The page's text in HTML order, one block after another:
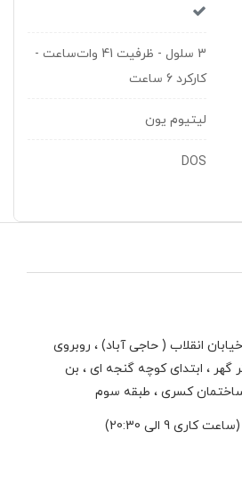
3 سلول - ظرفیت 41 وات‌ساعت -
کارکرد 6 ساعت
لیتیوم یون
DOS
انقلاب ( حاجی آباد) ، روبروی
گهر ، ابتدای كوچه گنجه ای ، بن
كسری ، طبقه سوم